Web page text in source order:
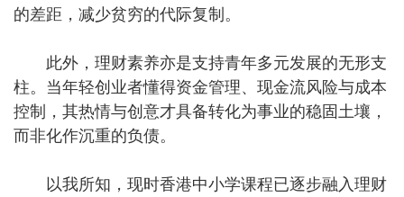
的差距，减少贫穷的代际复制。
此外，理财素养亦是支持青年多元发展的无形支
柱。当年轻创业者懂得资金管理、现金流风险与成本
控制，其热情与创意才具备转化为事业的稳固土壤，
而非化作沉重的负债。
以我所知，现时香港中小学课程已逐步融入理财